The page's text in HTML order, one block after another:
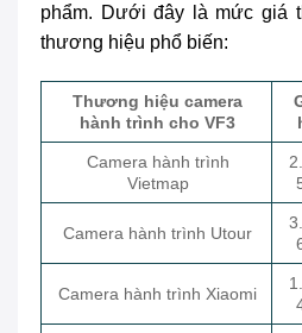
phẩm. Dưới đây là mức giá
thương hiệu phổ biến:
Thương hiệu camera
hành trình cho VF3
Camera hành trình
Vietmap
Camera hành trình Utour
Camera hành trình Xiaomi